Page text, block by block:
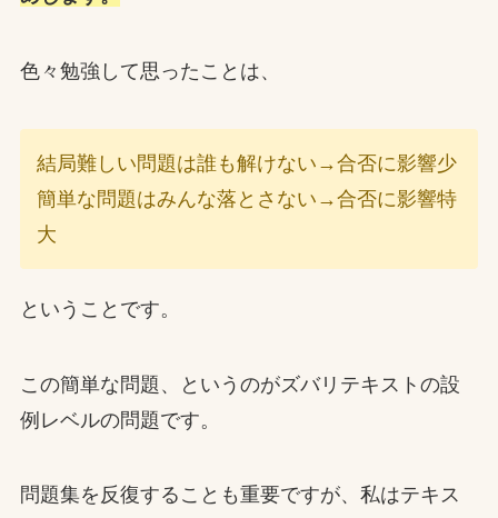
色々勉強して思ったことは、
結局難しい問題は誰も解けない→合否に影響少
簡単な問題はみんな落とさない→合否に影響特
大
ということです。
この簡単な問題、というのがズバリテキストの設
例レベルの問題です。
問題集を反復することも重要ですが、私はテキス